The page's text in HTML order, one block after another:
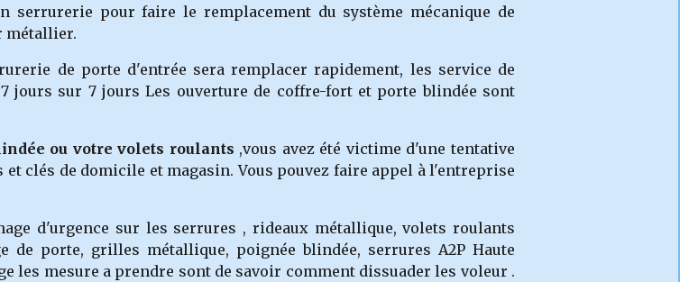
pour faire le remplacement du système mécanique de
métallier.
de porte d'entrée sera remplacer rapidement, les service de
jours sur 7 jours Les ouverture de coffre-fort et porte blindée sont
ou votre volets roulants ,vous avez été victime d'une tentative
et clés de domicile et magasin.Vous pouvez faire appel à l'entreprise
d'urgence sur les serrures , rideaux métallique, volets roulants
de porte, grilles métallique, poignée blindée, serrures A2P Haute
les mesure a prendre sont de savoir comment dissuader les voleur .